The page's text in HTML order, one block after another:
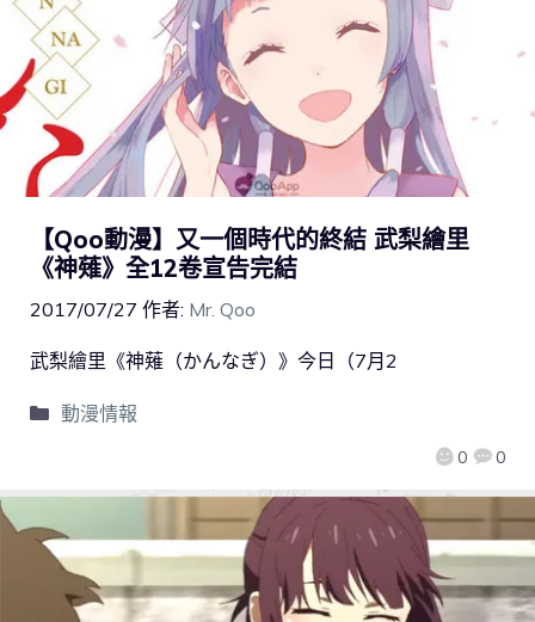
【Qoo動漫】又一個時代的終結 武梨繪里
《神薙》全12卷宣告完結
2017/07/27 作者: Mr. Qoo
0 0
武梨繪里《神薙（かんなぎ）》今日（7月2
動漫情報